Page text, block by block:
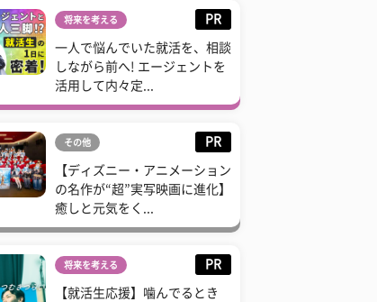
将来を考える PR
一人で悩んでいた就活を、相談
しながら前へ! エージェントを
活用して内々定...
その他 PR
【ディズニー・アニメーション
の名作が“超”実写映画に進化】
癒しと元気をく...
将来を考える PR
【就活生応援】噛んでるとき